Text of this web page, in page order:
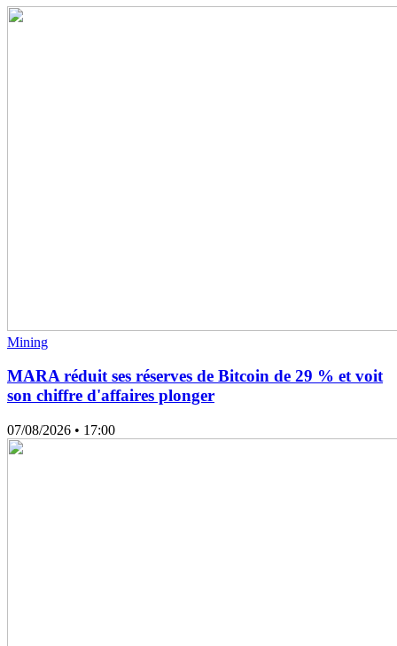
Mining
MARA réduit ses réserves de Bitcoin de 29 % et voit
son chiffre d'affaires plonger
07/08/2026 • 17:00